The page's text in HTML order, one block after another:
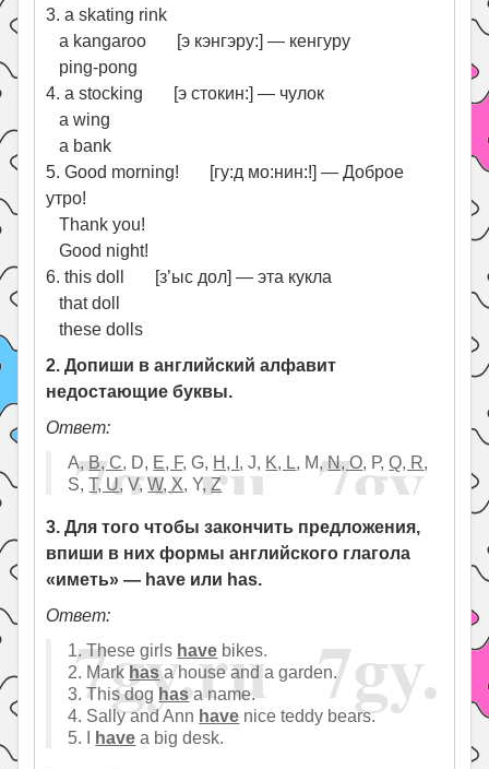
3. a skating rink
a kangaroo [э кэнгэру:] — кенгуру
ping-pong
4. a stocking [э стокин:] — чулок
a wing
a bank
5. Good morning! [гу:д мо:нин:!] — Доброе
утро!
Thank you!
Good night!
6. this doll [з’ыс дол] — эта кукла
that doll
these dolls
2. Допиши в английский алфавит
недостающие буквы.
Ответ:
А,B, C, D, E, F, G, H, I, J, K, L, М,N, O, Р,Q, R,
S,T, U, V,W, X, Y,Z
3. Для того чтобы закончить предложения,
впиши в них формы английского глагола
«иметь» — have или has.
Ответ:
1. These girls have bikes.
2. Markhasa house and a garden.
3. This doghasa name.
4. Sally and Ann have nice teddy bears.
5. I have a big desk.